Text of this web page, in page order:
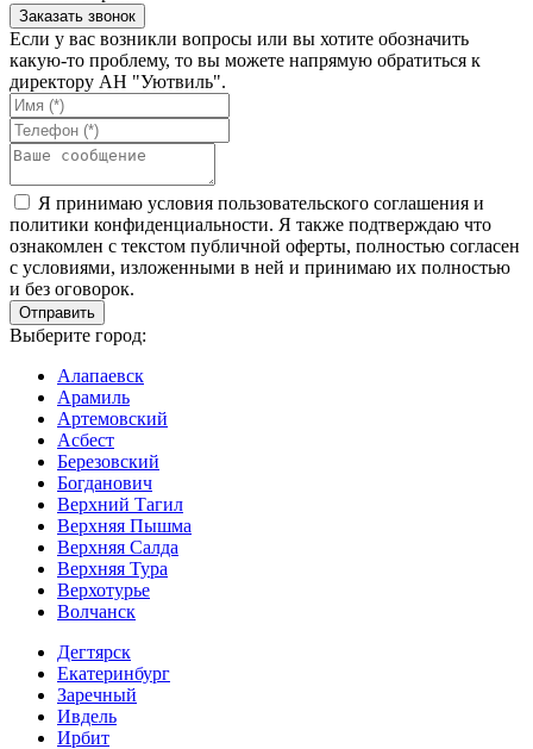
Если у вас возникли вопросы или вы хотите обозначить
какую-то проблему, то вы можете напрямую обратиться к
директору АН "Уютвиль".
Я принимаю условия пользовательского соглашения и
политики конфиденциальности. Я также подтверждаю что
ознакомлен с текстом публичной оферты, полностью согласен
с условиями, изложенными в ней и принимаю их полностью
и без оговорок.
Выберите город:
Алапаевск
Арамиль
Артемовский
Асбест
Березовский
Богданович
Верхний Тагил
Верхняя Пышма
Верхняя Салда
Верхняя Тура
Верхотурье
Волчанск
Дегтярск
Екатеринбург
Заречный
Ивдель
Ирбит